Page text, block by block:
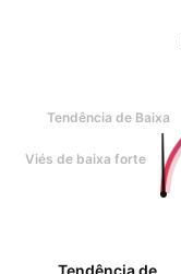
Tendência de Baixa
Viés de baixa forte
Tendência de